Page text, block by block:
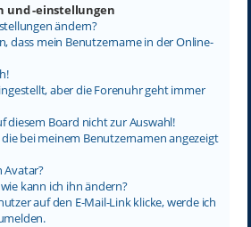
und -einstellungen
ändern?
dass mein Benutzername in der Online-
aber die Forenuhr geht immer
diesem Board nicht zur Auswahl!
bei meinem Benutzernamen angezeigt
Avatar?
kann ich ihn ändern?
auf den E-Mail-Link klicke, werde ich